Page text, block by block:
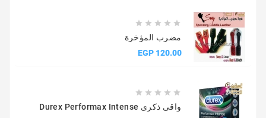





مضرب المؤخرة
120.00 EGP





واقى ذكرى Durex Performax Intense